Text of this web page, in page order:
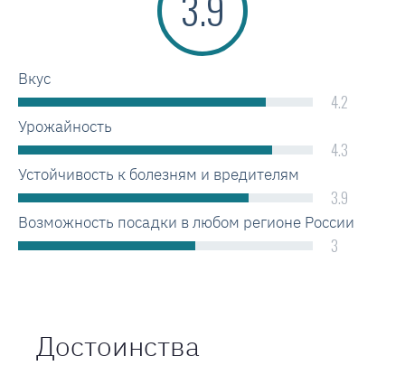
Вкус
4.2
Урожайность
4.3
Устойчивость к болезням и вредителям
3.9
Возможность посадки в любом регионе России
3
Достоинства